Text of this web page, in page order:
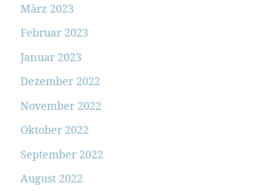
März 2023
Februar 2023
Januar 2023
Dezember 2022
November 2022
Oktober 2022
September 2022
August 2022